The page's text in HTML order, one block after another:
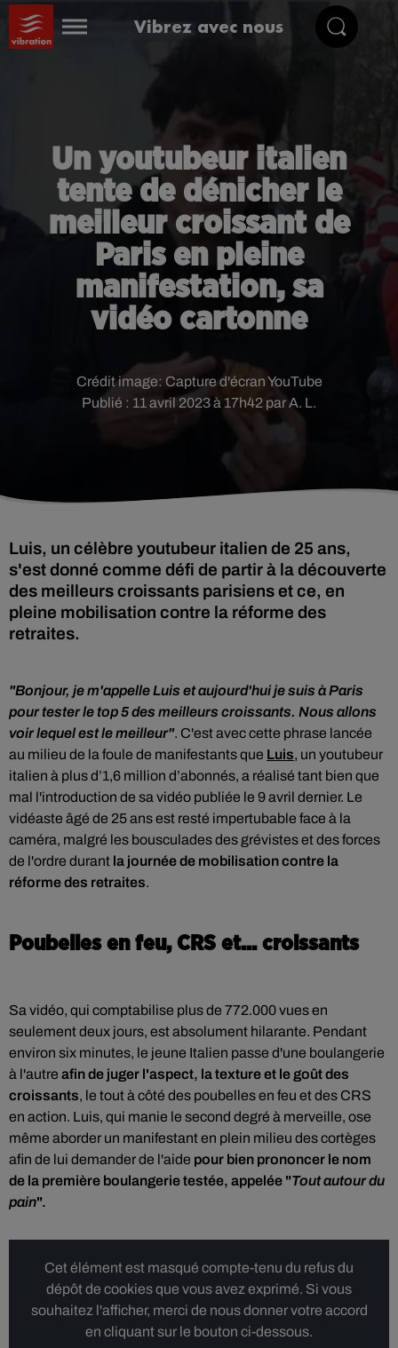
Vibrez avec nous
Un youtubeur italien
tente de dénicher le
meilleur croissant de
Paris en pleine
manifestation, sa
vidéo cartonne
Publié : 11 avril 2023 à 17h42 par A. L.
Crédit image: Capture d'écran YouTube
Luis, un célèbre youtubeur italien de 25 ans,
s'est donné comme défi de partir à la découverte
des meilleurs croissants parisiens et ce, en
pleine mobilisation contre la réforme des
retraites.
"Bonjour, je m'appelle Luis et aujourd'hui je suis à Paris
pour tester le top 5 des meilleurs croissants. Nous allons
voir lequel est le meilleur". C'est avec cette phrase lancée
au milieu de la foule de manifestants que Luis, un youtubeur
italien à plus d’1,6 million d’abonnés, a réalisé tant bien que
mal l'introduction de sa vidéo publiée le 9 avril dernier. Le
vidéaste âgé de 25 ans est resté impertubable face à la
caméra, malgré les bousculades des grévistes et des forces
de l'ordre durant la journée de mobilisation contre la
réforme des retraites.
Poubelles en feu, CRS et... croissants
Sa vidéo, qui comptabilise plus de 772.000 vues en
seulement deux jours, est absolument hilarante. Pendant
environ six minutes, le jeune Italien passe d'une boulangerie
à l'autre afin de juger l'aspect, la texture et le goût des
croissants, le tout à côté des poubelles en feu et des CRS
en action. Luis, qui manie le second degré à merveille, ose
même aborder un manifestant en plein milieu des cortèges
afin de lui demander de l'aide pour bien prononcer le nom
de la première boulangerie testée, appelée "Tout autour du
pain".
Cet élément est masqué compte-tenu du refus du
dépôt de cookies que vous avez exprimé. Si vous
souhaitez l'afficher, merci de nous donner votre accord
en cliquant sur le bouton ci-dessous.